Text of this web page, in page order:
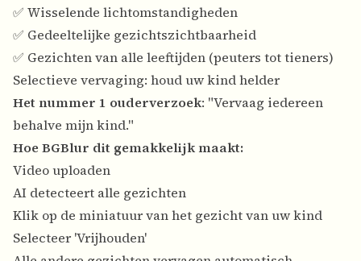
✅ Wisselende lichtomstandigheden
✅ Gedeeltelijke gezichtszichtbaarheid
✅ Gezichten van alle leeftijden (peuters tot tieners)
Selectieve vervaging: houd uw kind helder
Het nummer 1 ouderverzoek: "Vervaag iedereen
behalve mijn kind."
Hoe BGBlur dit gemakkelijk maakt:
Video uploaden
AI detecteert alle gezichten
Klik op de miniatuur van het gezicht van uw kind
Selecteer 'Vrijhouden'